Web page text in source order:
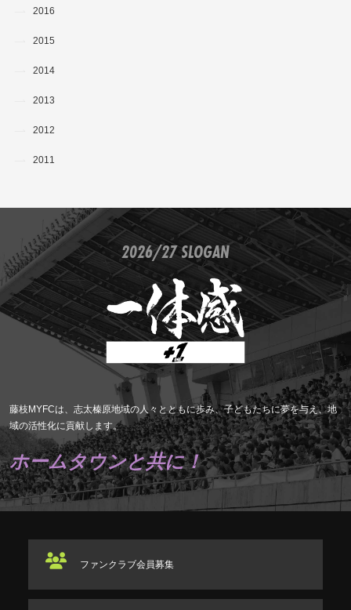
2016
2015
2014
2013
2012
2011
2026/27 SLOGAN
藤枝MYFCは、志太榛原地域の人々とともに歩み、子どもたちに夢を与え、地
域の活性化に貢献します。
ホームタウンと共に！
ファンクラブ会員募集